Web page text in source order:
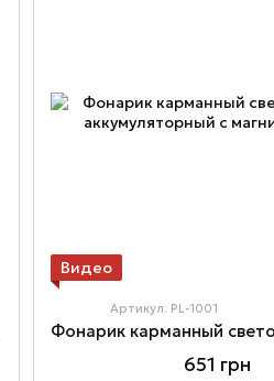
Видео
Артикул: PL-1001
651 грн